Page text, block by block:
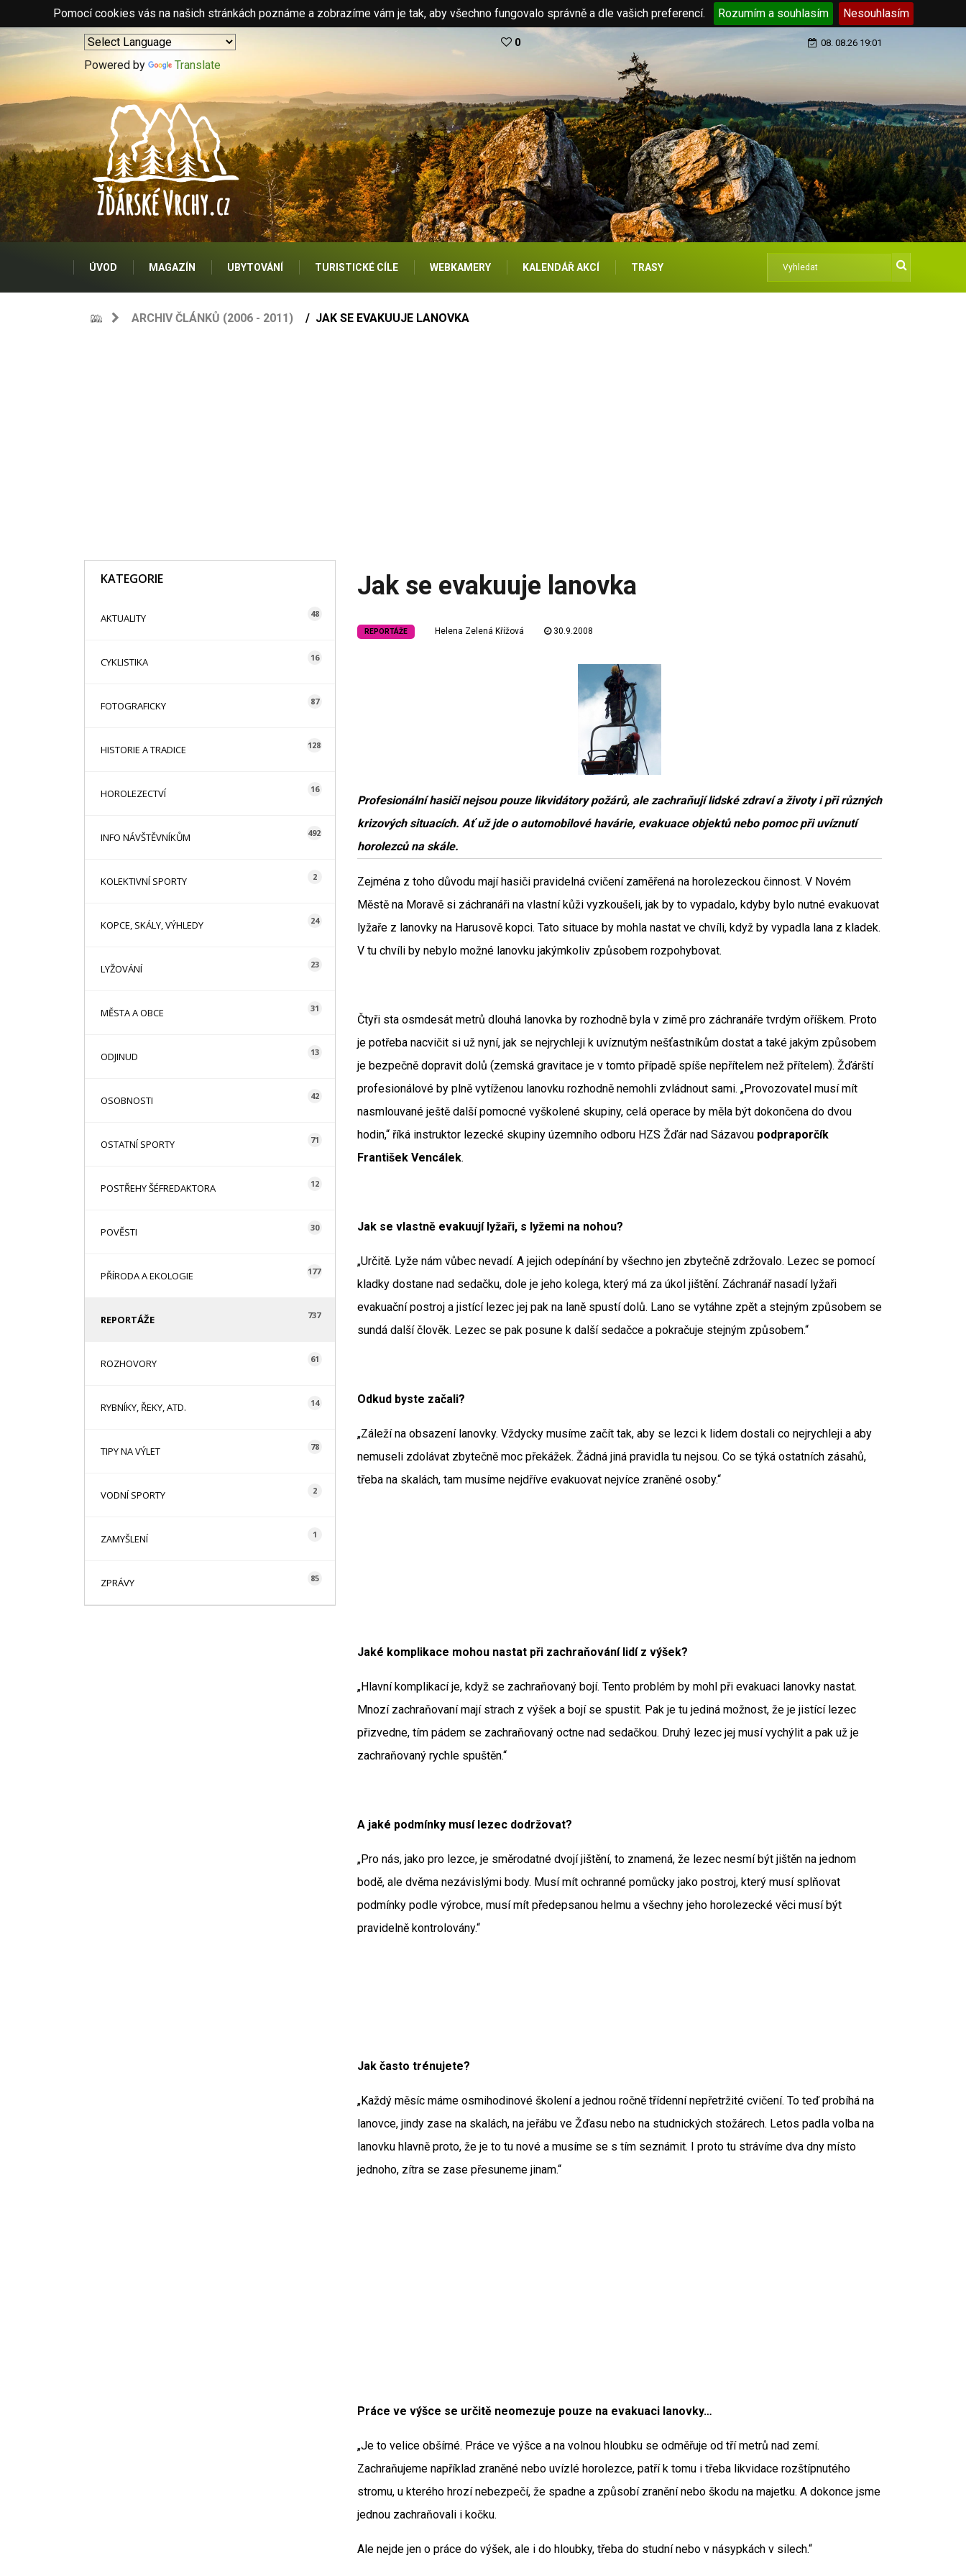
Pomocí cookies vás na našich stránkách poznáme a zobrazíme vám je tak, aby všechno fungovalo správně a dle vašich preferencí. Rozumím a souhlasím Nesouhlasím
Powered by Translate
0 08. 08.26 19:01
ÚVOD MAGAZÍN UBYTOVÁNÍ TURISTICKÉ CÍLE WEBKAMERY KALENDÁŘ AKCÍ TRASY
ARCHIV ČLÁNKŮ (2006 - 2011) JAK SE EVAKUUJE LANOVKA
KATEGORIE
AKTUALITY 48
CYKLISTIKA 16
FOTOGRAFICKY 87
HISTORIE A TRADICE 128
HOROLEZECTVÍ 16
INFO NÁVŠTĚVNÍKŮM 492
KOLEKTIVNÍ SPORTY 2
KOPCE, SKÁLY, VÝHLEDY 24
LYŽOVÁNÍ 23
MĚSTA A OBCE 31
ODJINUD 13
OSOBNOSTI 42
OSTATNÍ SPORTY 71
POSTŘEHY ŠÉFREDAKTORA 12
POVĚSTI 30
PŘÍRODA A EKOLOGIE 177
REPORTÁŽE 737
ROZHOVORY 61
RYBNÍKY, ŘEKY, ATD. 14
TIPY NA VÝLET 78
VODNÍ SPORTY 2
ZAMYŠLENÍ 1
ZPRÁVY 85
Jak se evakuuje lanovka
REPORTÁŽE Helena Zelená Křížová 30.9.2008
Profesionální hasiči nejsou pouze likvidátory požárů, ale zachraňují lidské zdraví a životy i při různých
krizových situacích. Ať už jde o automobilové havárie, evakuace objektů nebo pomoc při uvíznutí
horolezců na skále.
Zejména z toho důvodu mají hasiči pravidelná cvičení zaměřená na horolezeckou činnost. V Novém
Městě na Moravě si záchranáři na vlastní kůži vyzkoušeli, jak by to vypadalo, kdyby bylo nutné evakuovat
lyžaře z lanovky na Harusově kopci. Tato situace by mohla nastat ve chvíli, když by vypadla lana z kladek.
V tu chvíli by nebylo možné lanovku jakýmkoliv způsobem rozpohybovat.
Čtyři sta osmdesát metrů dlouhá lanovka by rozhodně byla v zimě pro záchranáře tvrdým oříškem. Proto
je potřeba nacvičit si už nyní, jak se nejrychleji k uvíznutým nešťastníkům dostat a také jakým způsobem
je bezpečně dopravit dolů (zemská gravitace je v tomto případě spíše nepřítelem než přítelem). Žďárští
profesionálové by plně vytíženou lanovku rozhodně nemohli zvládnout sami. „Provozovatel musí mít
nasmlouvané ještě další pomocné vyškolené skupiny, celá operace by měla být dokončena do dvou
hodin,“ říká instruktor lezecké skupiny územního odboru HZS Žďár nad Sázavou podpraporčík
František Vencálek.
Jak se vlastně evakuují lyžaři, s lyžemi na nohou?
„Určitě. Lyže nám vůbec nevadí. A jejich odepínání by všechno jen zbytečně zdržovalo. Lezec se pomocí
kladky dostane nad sedačku, dole je jeho kolega, který má za úkol jištění. Záchranář nasadí lyžaři
evakuační postroj a jistící lezec jej pak na laně spustí dolů. Lano se vytáhne zpět a stejným způsobem se
sundá další člověk. Lezec se pak posune k další sedačce a pokračuje stejným způsobem.“
Odkud byste začali?
„Záleží na obsazení lanovky. Vždycky musíme začít tak, aby se lezci k lidem dostali co nejrychleji a aby
nemuseli zdolávat zbytečně moc překážek. Žádná jiná pravidla tu nejsou. Co se týká ostatních zásahů,
třeba na skalách, tam musíme nejdříve evakuovat nejvíce zraněné osoby.“
Jaké komplikace mohou nastat při zachraňování lidí z výšek?
„Hlavní komplikací je, když se zachraňovaný bojí. Tento problém by mohl při evakuaci lanovky nastat.
Mnozí zachraňovaní mají strach z výšek a bojí se spustit. Pak je tu jediná možnost, že je jistící lezec
přizvedne, tím pádem se zachraňovaný octne nad sedačkou. Druhý lezec jej musí vychýlit a pak už je
zachraňovaný rychle spuštěn.“
A jaké podmínky musí lezec dodržovat?
„Pro nás, jako pro lezce, je směrodatné dvojí jištění, to znamená, že lezec nesmí být jištěn na jednom
bodě, ale dvěma nezávislými body. Musí mít ochranné pomůcky jako postroj, který musí splňovat
podmínky podle výrobce, musí mít předepsanou helmu a všechny jeho horolezecké věci musí být
pravidelně kontrolovány.“
Jak často trénujete?
„Každý měsíc máme osmihodinové školení a jednou ročně třídenní nepřetržité cvičení. To teď probíhá na
lanovce, jindy zase na skalách, na jeřábu ve Žďasu nebo na studnických stožárech. Letos padla volba na
lanovku hlavně proto, že je to tu nové a musíme se s tím seznámit. I proto tu strávíme dva dny místo
jednoho, zítra se zase přesuneme jinam.“
Práce ve výšce se určitě neomezuje pouze na evakuaci lanovky…
„Je to velice obšírné. Práce ve výšce a na volnou hloubku se odměřuje od tří metrů nad zemí.
Zachraňujeme například zraněné nebo uvízlé horolezce, patří k tomu i třeba likvidace rozštípnutého
stromu, u kterého hrozí nebezpečí, že spadne a způsobí zranění nebo škodu na majetku. A dokonce jsme
jednou zachraňovali i kočku.
Ale nejde jen o práce do výšek, ale i do hloubky, třeba do studní nebo v násypkách v silech.“